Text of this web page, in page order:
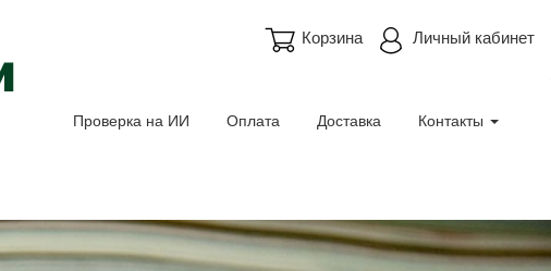
Личный кабинет
Корзина
Проверка на ИИ Оплата Доставка Контакты